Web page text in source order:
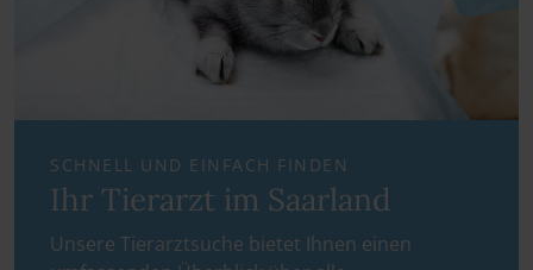
SCHNELL UND EINFACH FINDEN
Ihr Tierarzt im Saarland
Unsere Tierarztsuche bietet Ihnen einen